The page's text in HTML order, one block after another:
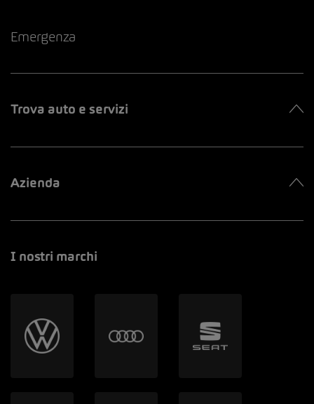
Emergenza
Trova auto e servizi
Azienda
I nostri marchi